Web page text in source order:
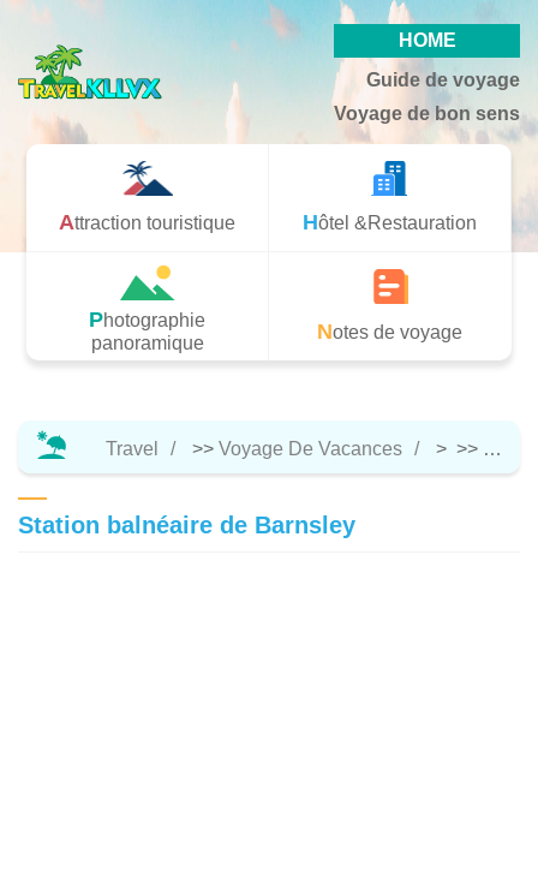
HOME
Guide de voyage
Voyage de bon sens
Attraction touristique Hôtel &Restauration
Photographie
panoramique
Notes de voyage
Travel >> Voyage De Vacances > >> Hôtel
Station balnéaire de Barnsley